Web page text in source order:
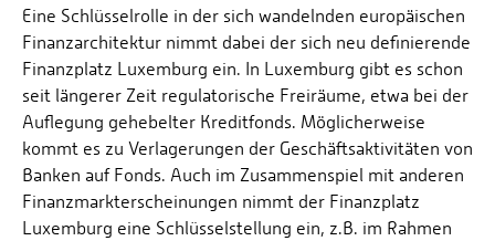
Eine Schlüsselrolle in der sich wandelnden europäischen
Finanzarchitektur nimmt dabei der sich neu definierende
Finanzplatz Luxemburg ein. In Luxemburg gibt es schon
seit längerer Zeit regulatorische Freiräume, etwa bei der
Auflegung gehebelter Kreditfonds. Möglicherweise
kommt es zu Verlagerungen der Geschäftsaktivitäten von
Banken auf Fonds. Auch im Zusammenspiel mit anderen
Finanzmarkterscheinungen nimmt der Finanzplatz
Luxemburg eine Schlüsselstellung ein, z.B. im Rahmen